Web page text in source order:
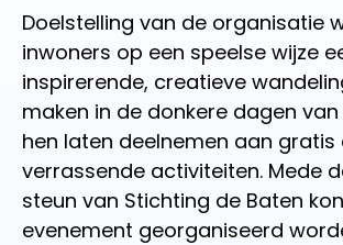
Doelstelling van de organisatie
inwoners op een speelse wijze
inspirerende, creatieve
maken in de donkere dagen
hen laten deelnemen aan gratis
verrassende activiteiten. Mede
steun van Stichting de Baten
evenement georganiseerd